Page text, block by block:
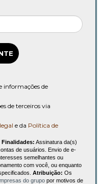
informações de
de terceiros via
e da Política de
Finalidades: Assinatura da(s)
de usuários. Envio de e-
semelhantes ou
com você, ou enquanto
Atribuição: Os
do grupo por motivos de